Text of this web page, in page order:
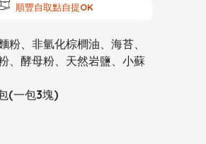
順豐自取點自提OK
粉、非氫化棕櫚油、海苔、
、酵母粉、天然岩鹽、小蘇
(一包3塊)